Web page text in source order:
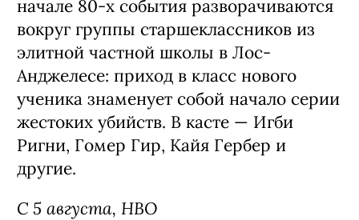
начале 80-х события разворачиваются
вокруг группы старшеклассников из
элитной частной школы в Лос-
Анджелесе: приход в класс нового
ученика знаменует собой начало серии
жестоких убийств. В касте — Игби
Ригни, Гомер Гир, Кайя Гербер и
другие.
С 5 августа, HBO